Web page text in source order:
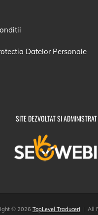
Datelor Personale
SITE DEZVOLTAT SI
© 2026 TopLevel Traduceri | All